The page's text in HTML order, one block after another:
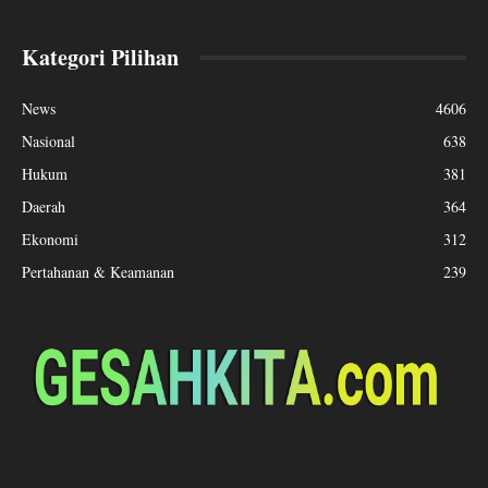
Kategori Pilihan
News
4606
Nasional
638
Hukum
381
Daerah
364
Ekonomi
312
Pertahanan & Keamanan
239